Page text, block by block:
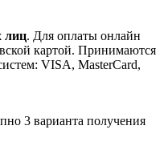
лиц. Для оплаты онлайн
картой. Принимаются
VISA, MasterCard,
3 варианта получения